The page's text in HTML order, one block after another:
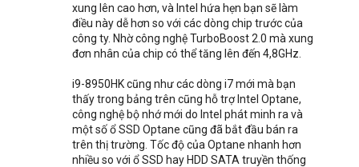
xung lên cao hơn, và Intel hứa hẹn bạn sẽ làm
điều này dễ hơn so với các dòng chip trước của
công ty. Nhờ công nghệ TurboBoost 2.0 mà xung
đơn nhân của chip có thể tăng lên đến 4,8GHz.
i9-8950HK cũng như các dòng i7 mới mà bạn
thấy trong bảng trên cũng hỗ trợ Intel Optane,
công nghệ bộ nhớ mới do Intel phát minh ra và
một số ổ SSD Optane cũng đã bắt đầu bán ra
trên thị trường. Tốc độ của Optane nhanh hơn
nhiều so với ổ SSD hay HDD SATA truyền thống